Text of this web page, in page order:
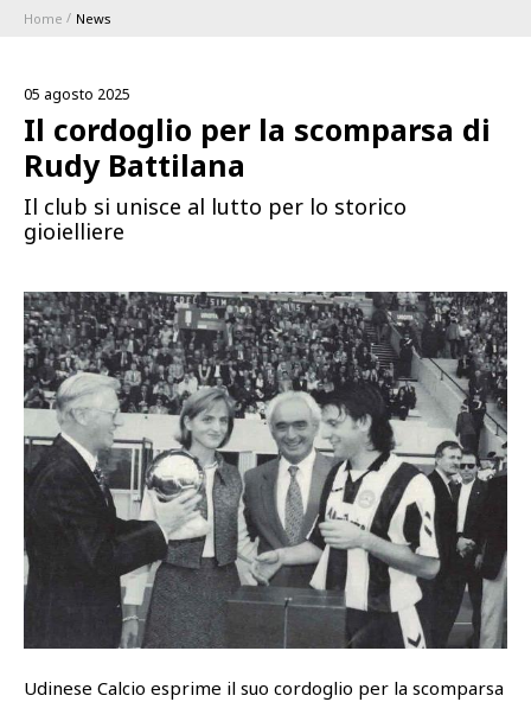
1896 MEMBERSHIP PROGRAM
STAGIONE
Serie A
Coppa Italia
Calendari e Risultati
Classifiche
Academy
Cattedra Universidad Europea
BLUENERGY STADIUM
MEETING CENTER
SPONSOR
SQUADRE
SHOP
Home News
05 agosto 2025
Il cordoglio per la scomparsa di
Rudy Battilana
Il club si unisce al lutto per lo storico
gioielliere
Udinese Calcio esprime il suo cordoglio per la scomparsa